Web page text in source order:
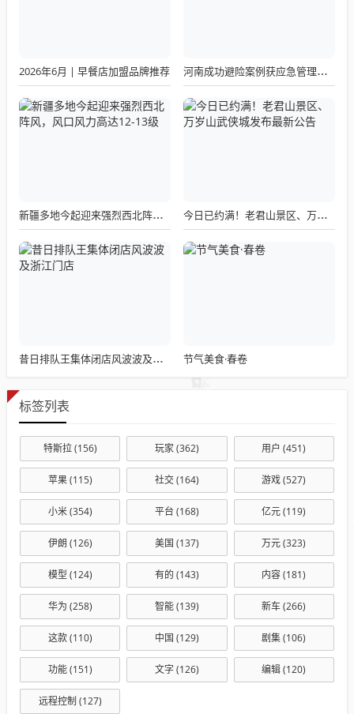
2026年6月 | 早餐店加盟品牌推荐 河南成功避险案例获应急管理部通报表扬
新疆多地今起迎来强烈西北阵风，风口风力高达12-13级 今日已约满！老君山景区、万岁山武侠城发布最新公告
昔日排队王集体闭店风波波及浙江门店 节气美食·春卷
标签列表
特斯拉(156) 玩家(362) 用户 (451)
苹果(115) 社交(164) 游戏(527)
小米(354) 平台 (168) 亿元(119)
伊朗 (126) 美国 (137) 万元(323)
模型 (124) 有的 (143) 内容(181)
华为 (258) 智能(139) 新车(266)
这款(110) 中国 (129) 剧集(106)
功能(151) 文字(126) 编辑(120)
远程控制 (127)